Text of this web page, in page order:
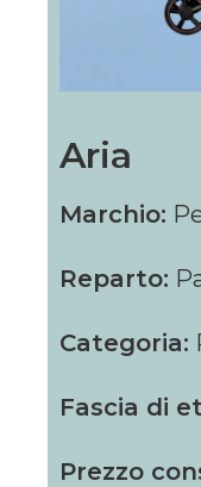
Aria
Marchio:
Reparto:
Categoria:
Fascia di
Prezzo